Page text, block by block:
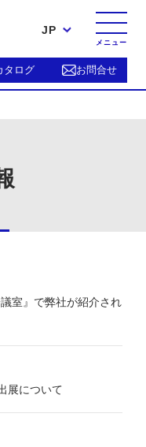
JP
メニュー
タログ お問合せ
室』で弊社が紹介され
展について